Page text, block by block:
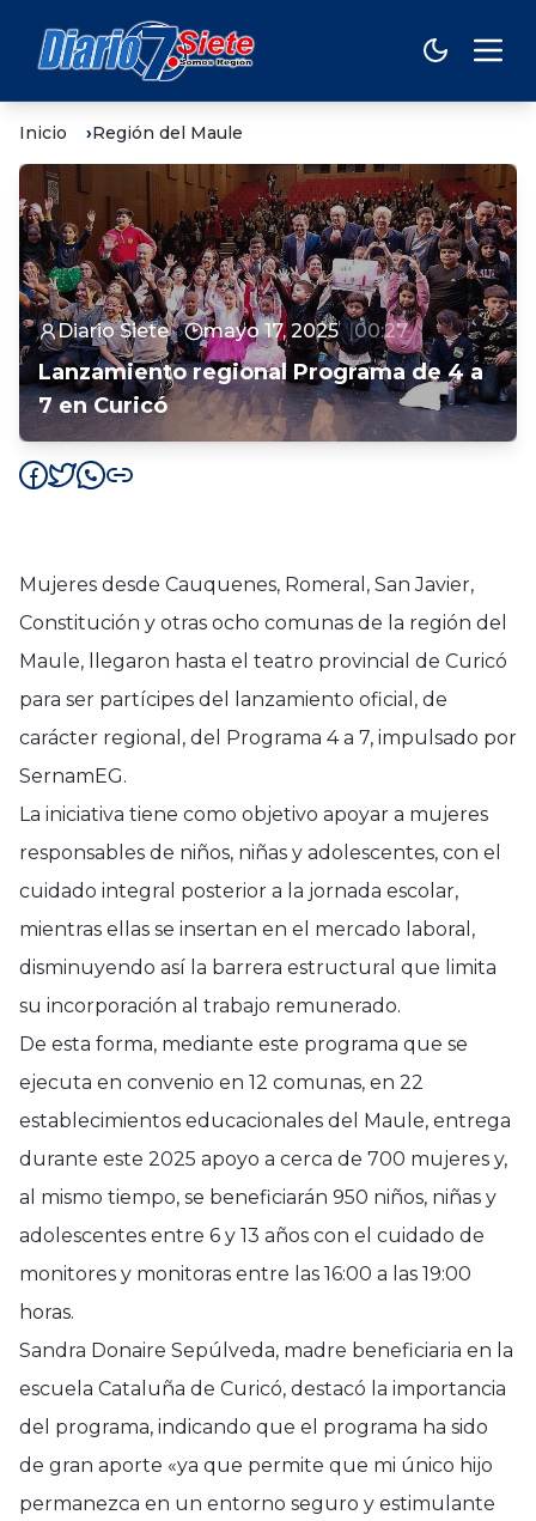
Inicio Región del Maule
Diario Siete mayo 17, 2025 00:27
Lanzamiento regional Programa de 4 a
7 en Curicó
Mujeres desde Cauquenes, Romeral, San Javier,
Constitución y otras ocho comunas de la región del
Maule, llegaron hasta el teatro provincial de Curicó
para ser partícipes del lanzamiento oficial, de
carácter regional, del Programa 4 a 7, impulsado por
SernamEG.
La iniciativa tiene como objetivo apoyar a mujeres
responsables de niños, niñas y adolescentes, con el
cuidado integral posterior a la jornada escolar,
mientras ellas se insertan en el mercado laboral,
disminuyendo así la barrera estructural que limita
su incorporación al trabajo remunerado.
De esta forma, mediante este programa que se
ejecuta en convenio en 12 comunas, en 22
establecimientos educacionales del Maule, entrega
durante este 2025 apoyo a cerca de 700 mujeres y,
al mismo tiempo, se beneficiarán 950 niños, niñas y
adolescentes entre 6 y 13 años con el cuidado de
monitores y monitoras entre las 16:00 a las 19:00
horas.
Sandra Donaire Sepúlveda, madre beneficiaria en la
escuela Cataluña de Curicó, destacó la importancia
del programa, indicando que el programa ha sido
de gran aporte «ya que permite que mi único hijo
permanezca en un entorno seguro y estimulante